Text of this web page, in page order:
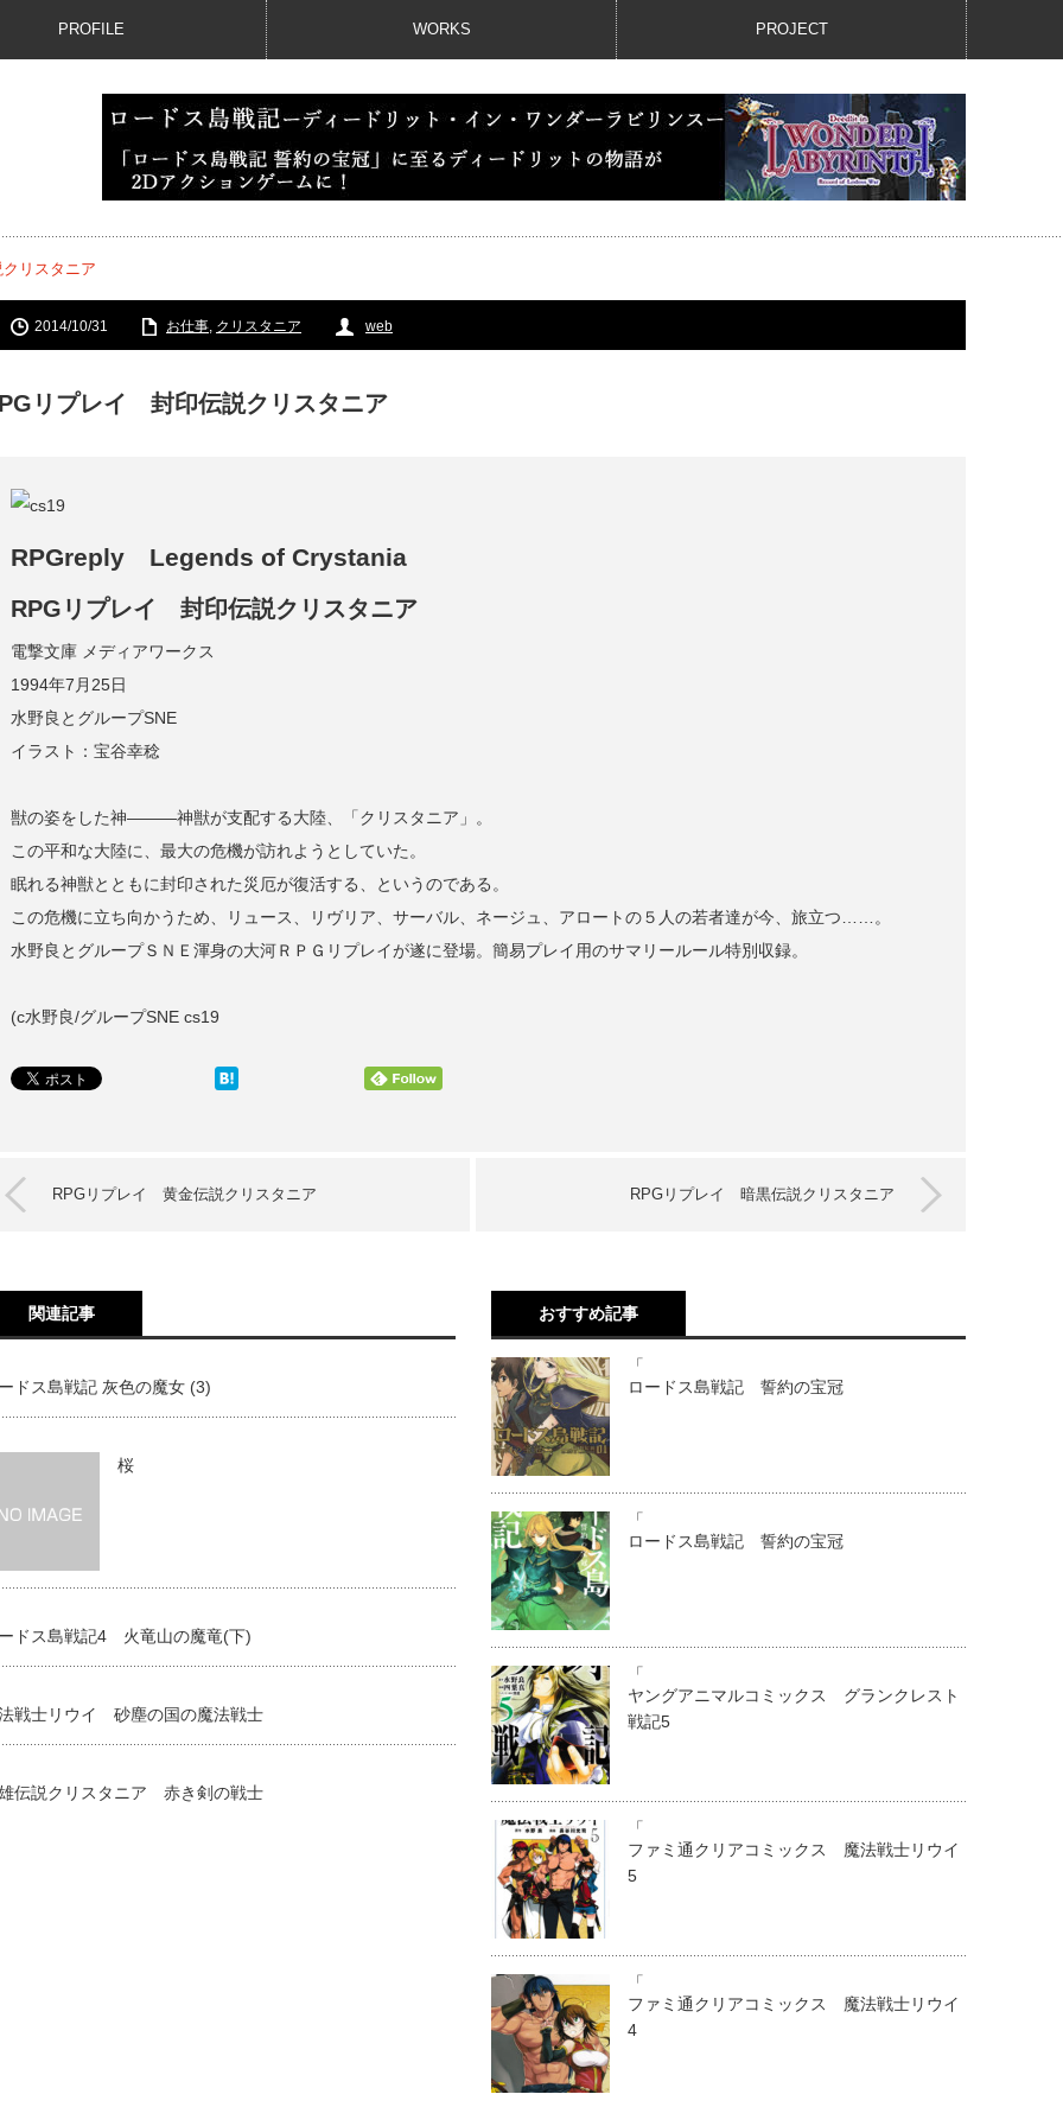
PROFILE WORKS PROJECT
リスタニア
2014/10/31 お仕事, クリスタニア web
リプレイ 封印伝説クリスタニア
RPGreply Legends of Crystania
RPGリプレイ 封印伝説クリスタニア
電撃文庫 メディアワークス
1994年7月25日
水野良とグループSNE
イラスト：宝谷幸稔
獣の姿をした神―――神獣が支配する大陸、「クリスタニア」。
この平和な大陸に、最大の危機が訪れようとしていた。
眠れる神獣とともに封印された災厄が復活する、というのである。
この危機に立ち向かうため、リュース、リヴリア、サーバル、ネージュ、アロートの５人の若者達が今、旅立つ……。
水野良とグループＳＮＥ渾身の大河ＲＰＧリプレイが遂に登場。簡易プレイ用のサマリールール特別収録。
(c水野良/グループSNE cs19
RPGリプレイ 黄金伝説クリスタニア RPGリプレイ 暗黒伝説クリスタニア
関連記事
ドス島戦記 灰色の魔女 (3)
桜
ドス島戦記4 火竜山の魔竜(下)
戦士リウイ 砂塵の国の魔法戦士
伝説クリスタニア 赤き剣の戦士
おすすめ記事
「
ロードス島戦記 誓約の宝冠
「
ロードス島戦記 誓約の宝冠
「
ヤングアニマルコミックス グランクレスト
戦記5
「
ファミ通クリアコミックス 魔法戦士リウイ
5
「
ファミ通クリアコミックス 魔法戦士リウイ
4